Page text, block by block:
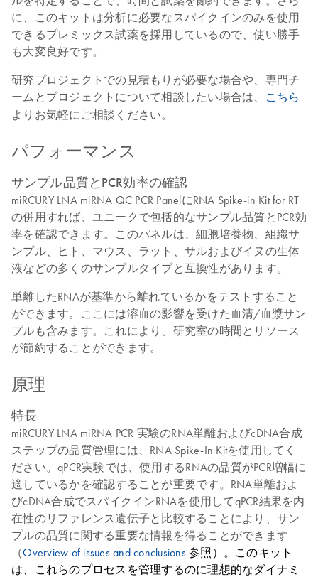
に、このキットは分析に必要なスパイクインのみを使用
できるプレミックス試薬を採用しているので、使い勝手
も大変良好です。
研究プロジェクトでの見積もりが必要な場合や、専門チ
ームとプロジェクトについて相談したい場合は、
こちら
よりお気軽にご相談ください。
パフォーマンス
サンプル品質とPCR効率の確認
miRCURY LNA miRNA QC PCR PanelにRNA Spike-in Kit for RT
の併用すれば、ユニークで包括的なサンプル品質とPCR効
率を確認できます。このパネルは、細胞培養物、組織サ
ンプル、ヒト、マウス、ラット、サルおよびイヌの生体
液などの多くのサンプルタイプと互換性があります。
単離したRNAが基準から離れているかをテストすること
ができます。ここには溶血の影響を受けた血清/血漿サン
プルも含みます。これにより、研究室の時間とリソース
が節約することができます。
原理
特長
miRCURY LNA miRNA PCR 実験のRNA単離およびcDNA合成
ステップの品質管理には、RNA Spike-In Kitを使用してく
ださい。qPCR実験では、使用するRNAの品質がPCR増幅に
適しているかを確認することが重要です。RNA単離およ
びcDNA合成でスパイクインRNAを使用してqPCR結果を内
在性のリファレンス遺伝子と比較することにより、サン
プルの品質に関する重要な情報を得ることができます
（Overview of issues and conclusions参照）。このキット
は、これらのプロセスを管理するのに理想的なダイナミ